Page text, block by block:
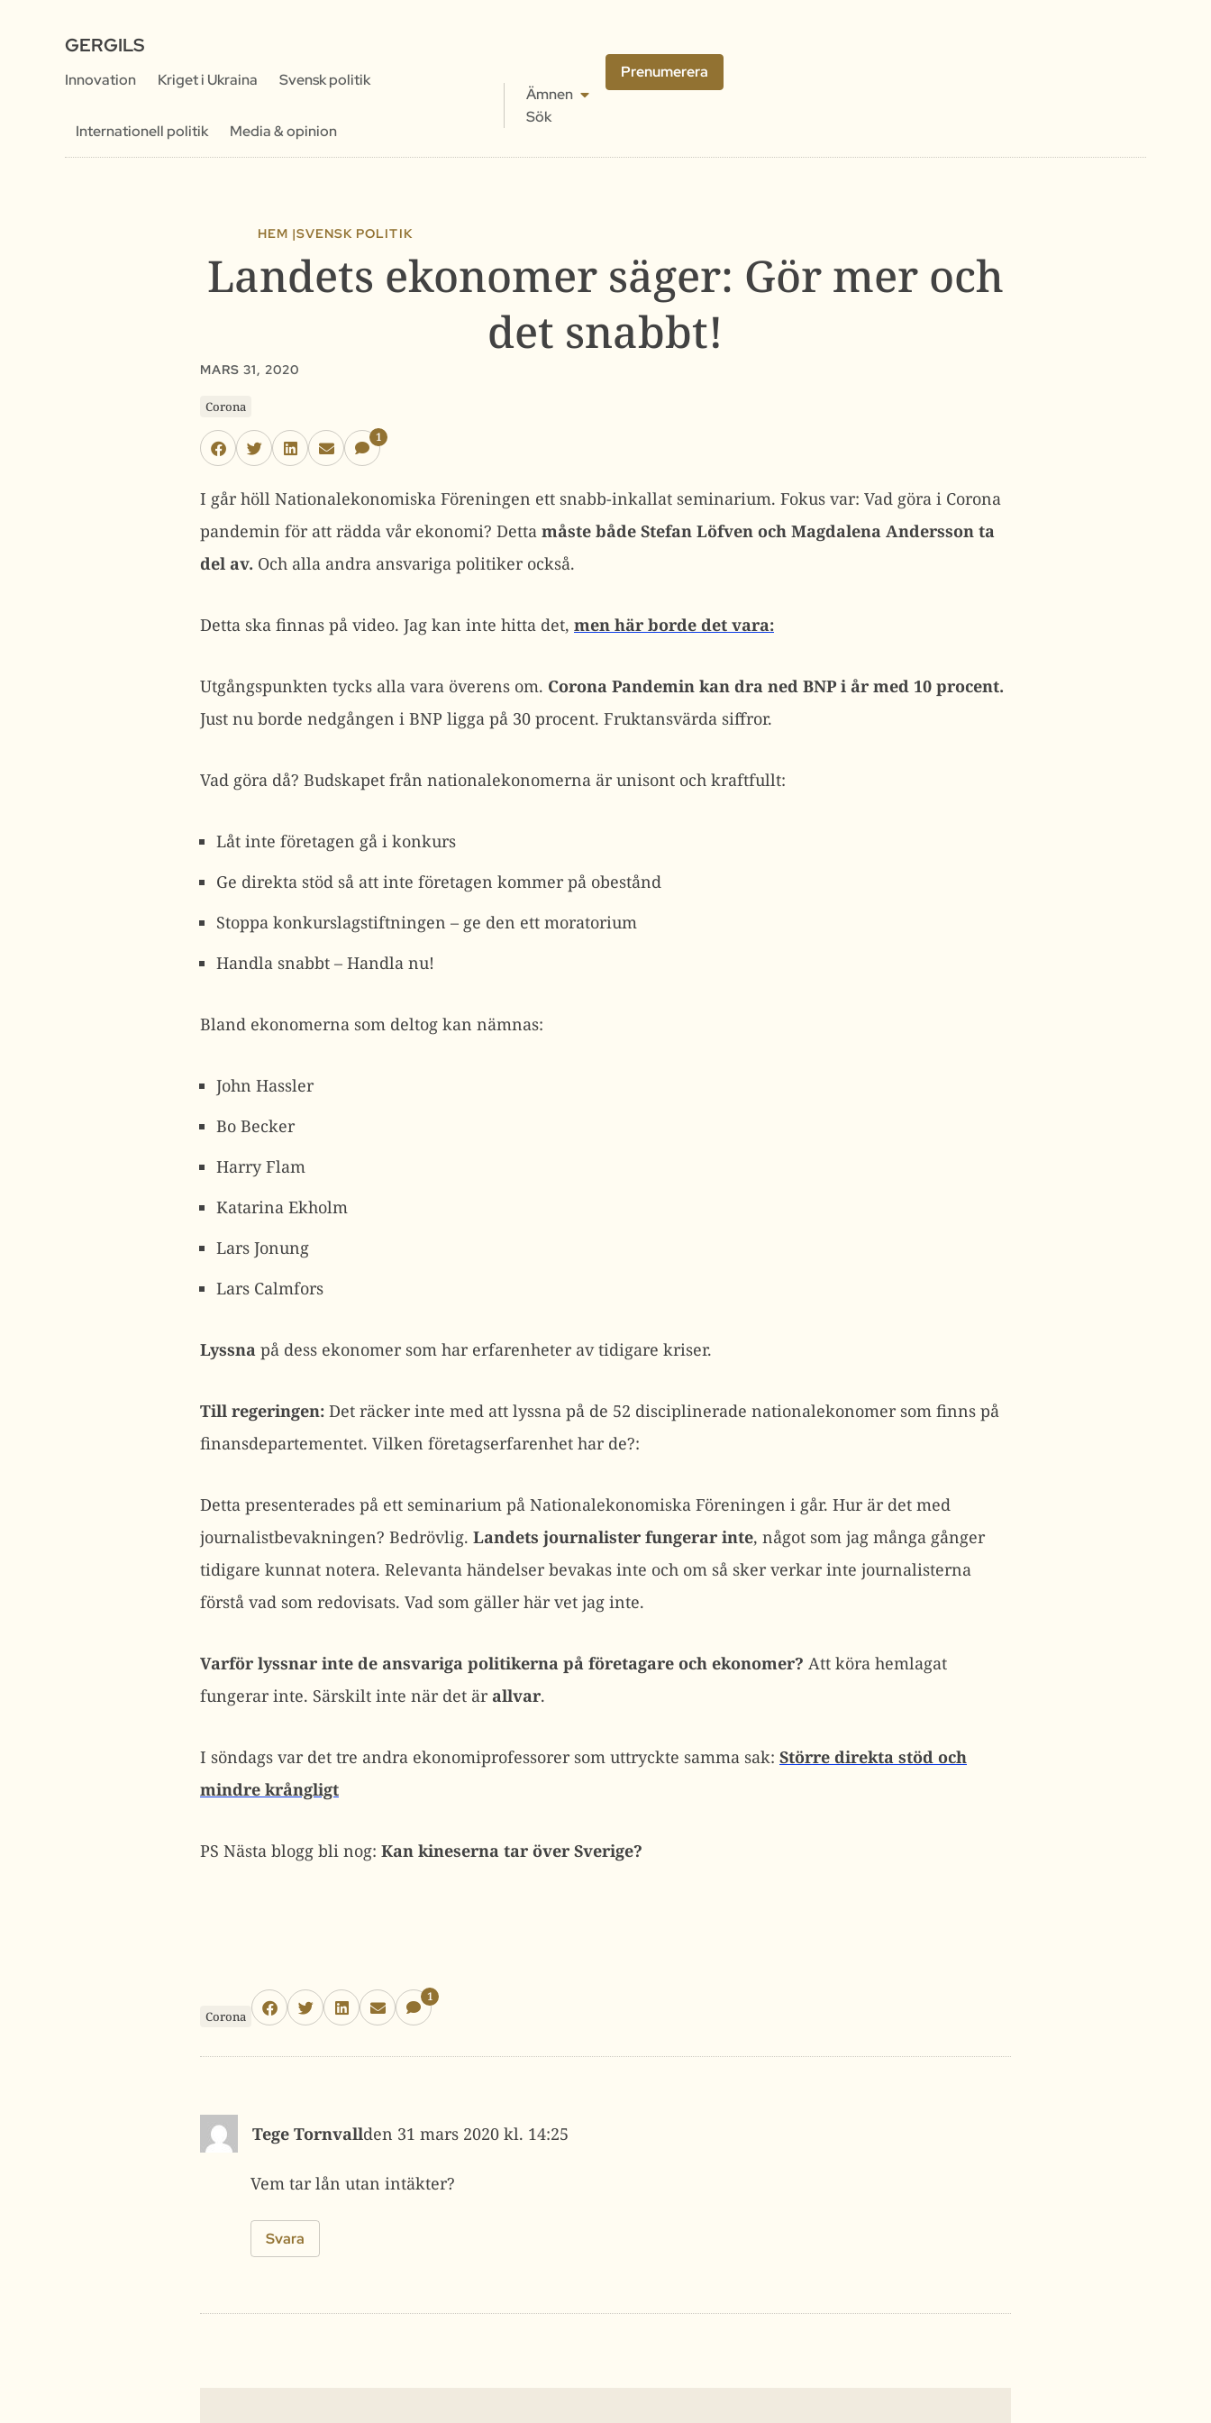
GERGILS
Innovation Kriget i Ukraina Svensk politik
Internationell politik Media & opinion
Ämnen
Sök
Prenumerera
HEM |SVENSK POLITIK
Landets ekonomer säger: Gör mer och
det snabbt!
MARS 31, 2020
Corona
1
I går höll Nationalekonomiska Föreningen ett snabb-inkallat seminarium. Fokus var: Vad göra i Corona
pandemin för att rädda vår ekonomi? Detta måste både Stefan Löfven och Magdalena Andersson ta
del av. Och alla andra ansvariga politiker också.
Detta ska finnas på video. Jag kan inte hitta det, men här borde det vara:
Utgångspunkten tycks alla vara överens om. Corona Pandemin kan dra ned BNP i år med 10 procent.
Just nu borde nedgången i BNP ligga på 30 procent. Fruktansvärda siffror.
Vad göra då? Budskapet från nationalekonomerna är unisont och kraftfullt:
Låt inte företagen gå i konkurs
Ge direkta stöd så att inte företagen kommer på obestånd
Stoppa konkurslagstiftningen – ge den ett moratorium
Handla snabbt – Handla nu!
Bland ekonomerna som deltog kan nämnas:
John Hassler
Bo Becker
Harry Flam
Katarina Ekholm
Lars Jonung
Lars Calmfors
Lyssna på dess ekonomer som har erfarenheter av tidigare kriser.
Till regeringen: Det räcker inte med att lyssna på de 52 disciplinerade nationalekonomer som finns på
finansdepartementet. Vilken företagserfarenhet har de?:
Detta presenterades på ett seminarium på Nationalekonomiska Föreningen i går. Hur är det med
journalistbevakningen? Bedrövlig. Landets journalister fungerar inte, något som jag många gånger
tidigare kunnat notera. Relevanta händelser bevakas inte och om så sker verkar inte journalisterna
förstå vad som redovisats. Vad som gäller här vet jag inte.
Varför lyssnar inte de ansvariga politikerna på företagare och ekonomer? Att köra hemlagat
fungerar inte. Särskilt inte när det ärallvar.
I söndags var det tre andra ekonomiprofessorer som uttryckte samma sak: Större direkta stöd och
mindre krångligt
PS Nästa blogg bli nog: Kan kineserna tar över Sverige?
Corona
1
Tege Tornvall 31 mars 2020 kl. 14:25
Vem tar lån utan intäkter?
Svara